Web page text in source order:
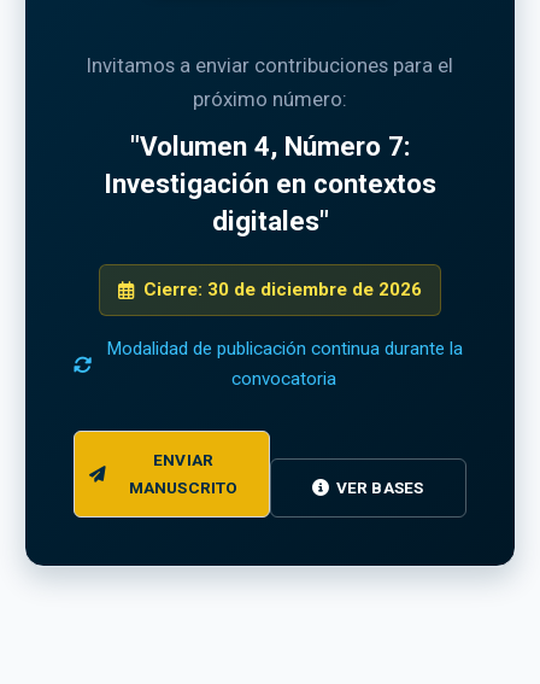
Invitamos a enviar contribuciones para el
próximo número:
"Volumen 4, Número 7:
Investigación en contextos
digitales"
Cierre: 30 de diciembre de 2026
Modalidad de publicación continua durante la
convocatoria
ENVIAR
MANUSCRITO
VER BASES